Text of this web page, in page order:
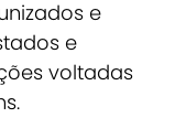
e
e
voltadas